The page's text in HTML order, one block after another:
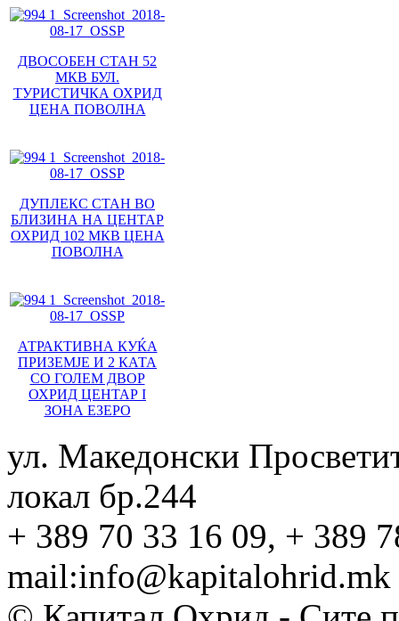
ДВОСОБЕН СТАН 52
МКВ БУЛ.
ТУРИСТИЧКА ОХРИД
ЦЕНА ПОВОЛНА
ДУПЛЕКС СТАН ВО
БЛИЗИНА НА ЦЕНТАР
ОХРИД 102 МКВ ЦЕНА
ПОВОЛНА
АТРАКТИВНА КУЌА
ПРИЗЕМЈЕ И 2 КАТА
СО ГОЛЕМ ДВОР
ОХРИД ЦЕНТАР I
ЗОНА ЕЗЕРО
ул. Македонски
локал бр.244
+ 389 70 33 16 09, + 389
mail:info@kapitalohrid.mk